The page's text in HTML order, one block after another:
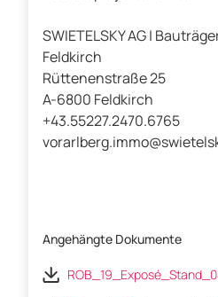
SWIETELSKY AG |
Feldkirch
Rüttenenstraße 25
A-6800 Feldkirch
+43.55227.2470.6765
Angehängte Dokumente